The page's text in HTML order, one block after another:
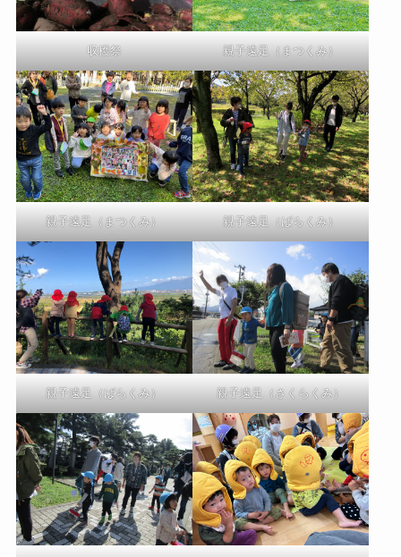
収穫祭 親子遠足（まつくみ）
親子遠足（まつくみ） 親子遠足（ばらくみ）
親子遠足（ばらくみ） 親子遠足（さくらくみ）